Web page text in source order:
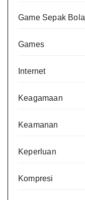
Game Sepak Bola
Games
Internet
Keagamaan
Keamanan
Keperluan
Kompresi